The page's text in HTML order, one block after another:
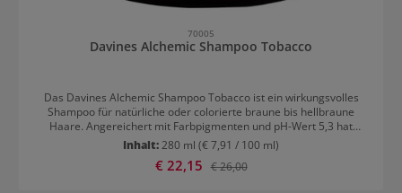
70005
Davines Alchemic Shampoo Tobacco
Das Davines Alchemic Shampoo Tobacco ist ein wirkungsvolles
Shampoo für natürliche oder colorierte braune bis hellbraune
Haare. Angereichert mit Farbpigmenten und pH-Wert 5,3 hat
dieses Shampoo eine besonders schonende, einzigartige
Formulierung, die an alchemistische Ansätze angelehnt ist.
Destillierte Farbpigmente in ihrer reinsten Form sorgen für einen
Inhalt:280 ml (€ 7,91 / 100 ml)
Verkaufspreis:
€ 22,15 Regulärer Preis:
€ 26,00